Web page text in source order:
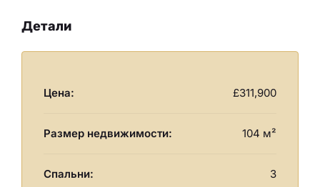
Детали
Цена: £311,900
Размер недвижимости: 104 м²
Спальни: 3